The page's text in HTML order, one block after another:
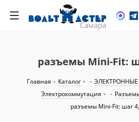
разъемы Mini-Fit:
Главная - Каталог -
Электрокоммутация
-
разъемы Mini-Fit: шаг